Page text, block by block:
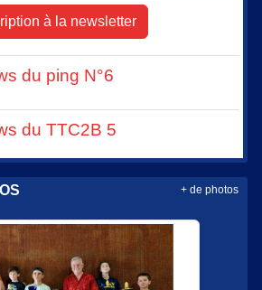
à la newsletter
du ping N°6
du TTC2B 5
+ de photos